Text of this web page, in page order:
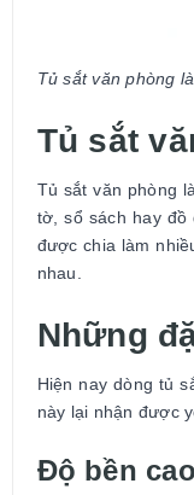
Tủ sắt văn phòng
Tủ sắt
Tủ sắt văn phòng
tờ, sổ sách hay đồ
được chia làm
nhau.
Những
Hiện nay dòng tủ
này lại nhận được
Độ bền